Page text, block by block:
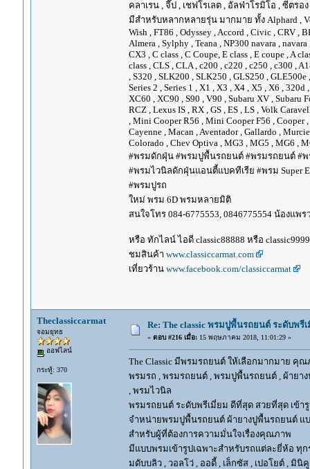
คลาเรน , จี๊ป , เชฟโรเลต , อัลฟ่าโรมิโอ , ซีตร
มีสำหรับหลากหลายรุ่น มากมาย ทั้ง Alphard ,
Wish , FT86 , Odyssey , Accord , Civic , CRV ,
Almera , Sylphy , Teana , NP300 navara ,
CX3 , C class , C Coupe, E class , E coupe , A
class , CLS , CLA , c200 , c220 , c250 , c300 ,
, S320 , SLK200 , SLK250 , GLS250 , GLE500e
Series 2 , Series 1 , X1 , X3 , X4 , X5 , X6 ,
XC60 , XC90 , S90 , V90 , Subaru XV , Subaru
RCZ , Lexus IS , RX , GS , ES , LS , Volk
, Mini Cooper R56 , Mini Cooper F56 , Cooper
Cayenne , Macan , Aventador , Gallardo ,
Colorado , Chev Optiva , MG3 , MG5 , MG6 ,
#พรมดักฝุ่น #พรมปูพื้นรถยนต์ #พรมรถยนต์ #พ
#พรมไวนิลดักฝุ่นแอนตี้แบคทีเรีย #พรม Super
#พรมปูรถ
ใหม่ พรม 6D พรมหลายมิติ
สนใจโทร 084-6775553, 0846775554 น้องแพร
หรือ ทักไลน์ ไอดี classic88888 หรือ
ชมสินค้า www.classiccarmat.com
เที่ยวร้าน www.facebook.com/classiccarmat
Theclassiccarmat
จอมยุทธ
ออฟไลน์
กระทู้: 370
Re: The classic พรมปูพื้นรถยนต์ ระดับพรี
« ตอบ #216 เมื่อ:15 พฤษภาคม 2018, 11:01:29 »
The Classic มีพรมรถยนต์ ให้เลือกมากมาย คุ
พรมรถ , พรมรถยนต์ , พรมปูพื้นรถยนต์ , ผ้ายา
, พรมไวนิล
พรมรถยนต์ ระดับพรีเมี่ยม ดีที่สุด สวยที่สุด เข้ารู
จำหน่ายพรมปูพื้นรถยนต์ ผ้ายางปูพื้นรถยนต์ แบบ
สำหรับผู้ที่ต้องการความมั่นใจเรื่องคุณภาพ
มีแบบพรมเข้ารูปเฉพาะสำหรับรถแต่ละยี่ห้อ ทุก
มดับบลิว , วอลโว่ , ออดี้ , เล็กซัส , เปอโยต์ , มินิ